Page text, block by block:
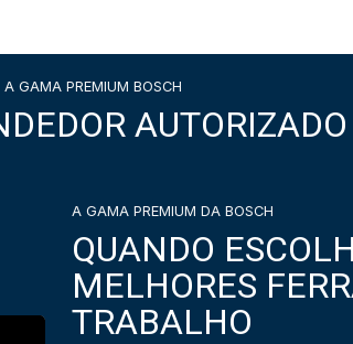
A GAMA PREMIUM BOSCH
AUTORIZADO
A GAMA PREMIUM DA BOSCH
QUANDO
MELHORES
TRABALHO